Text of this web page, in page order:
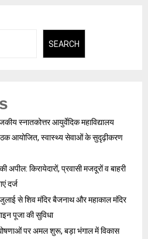
SEARCH
स्नातकोत्तर आयुर्वेदिक महाविद्यालय
बैठक आयोजित, स्वास्थ्य सेवाओं के सुदृढ़ीकरण
किरायेदारों, प्रवासी मजदूरों व बाहरी
दर्ज
से शिव मंदिर बैजनाथ और महाकाल मंदिर
पूजा की सुविधा
पर अमल शुरू, बड़ा भंगाल में विकास